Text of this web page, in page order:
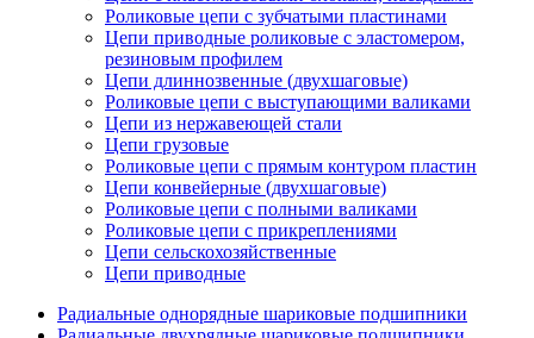
Роликовые цепи с зубчатыми пластинами
Цепи приводные роликовые с эластомером,
резиновым профилем
Цепи длиннозвенные (двухшаговые)
Роликовые цепи с выступающими валиками
Цепи из нержавеющей стали
Цепи грузовые
Роликовые цепи с прямым контуром пластин
Цепи конвейерные (двухшаговые)
Роликовые цепи с полными валиками
Роликовые цепи с прикреплениями
Цепи сельскохозяйственные
Цепи приводные
Радиальные однорядные шариковые подшипники